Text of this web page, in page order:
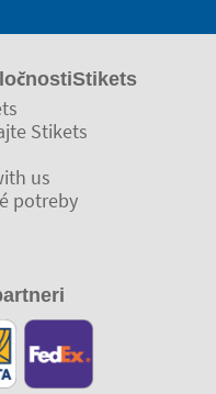
Stikets
us
potreby